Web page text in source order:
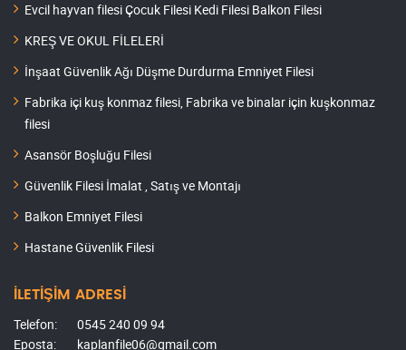
Evcil hayvan filesi Çocuk Filesi Kedi Filesi Balkon Filesi
KREŞ VE OKUL FİLELERİ
İnşaat Güvenlik Ağı Düşme Durdurma Emniyet Filesi
Fabrika içi kuş konmaz filesi, Fabrika ve binalar için kuşkonmaz
filesi
Asansör Boşluğu Filesi
Güvenlik Filesi İmalat , Satış ve Montajı
Balkon Emniyet Filesi
Hastane Güvenlik Filesi
İLETİŞİM ADRESİ
Telefon:
0545 240 09 94
Eposta:
kaplanfile06@gmail.com